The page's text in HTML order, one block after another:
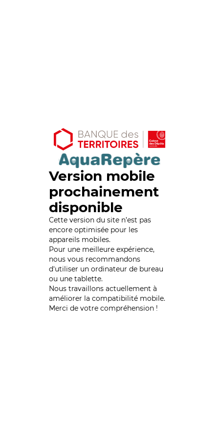
Version mobile
prochainement
disponible
Cette version du site n’est pas
encore optimisée pour les
appareils mobiles.
Pour une meilleure expérience,
nous vous recommandons
d'utiliser un ordinateur de bureau
ou une tablette.
Nous travaillons actuellement à
améliorer la compatibilité mobile.
Merci de votre compréhension !